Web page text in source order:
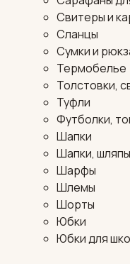
Свитеры и
Сланцы
Сумки и
Термобелье
Толстовки,
Туфли
Футболки,
Шапки
Шапки,
Шарфы
Шлемы
Шорты
Юбки
Юбки для